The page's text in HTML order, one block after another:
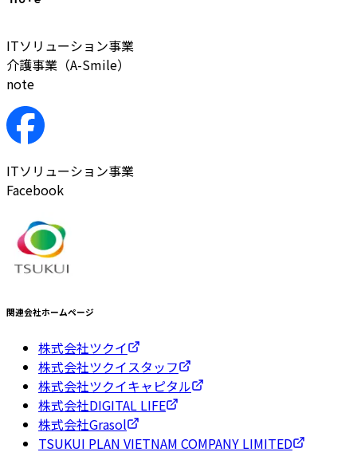
ITソリューション事業
介護事業（A-Smile）
note
ITソリューション事業
Facebook
関連会社ホームページ
株式会社ツクイ
株式会社ツクイスタッフ
株式会社ツクイキャピタル
株式会社DIGITAL LIFE
株式会社Grasol
TSUKUI PLAN VIETNAM COMPANY LIMITED